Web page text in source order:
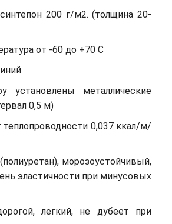
200 г/м2. (толщина 20-
от -60 до +70 С
установлены металлические
0,5 м)
0,037 ккал/м/
морозоустойчивый,
эластичности при минусовых
легкий, не дубеет при